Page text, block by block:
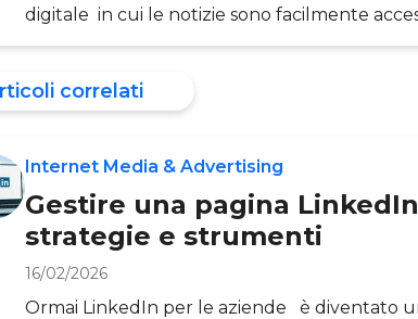
digitale in cui le notizie sono facilmente
smartphone, PC e smart speaker. Gli utenti
persino risultare pericolose. In questo
dell’Osservato
correlati
Internet Media & Advertising
Gestire una pagina
strategie e strumenti
16/02/2026
Ormai LinkedIn per le aziende è diventato